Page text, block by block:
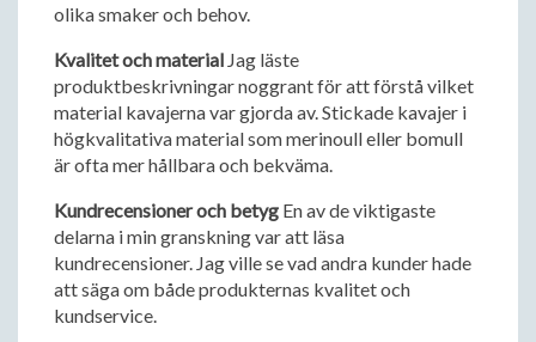
olika smaker och behov.
Kvalitet och material Jag läste
produktbeskrivningar noggrant för att förstå vilket
material kavajerna var gjorda av. Stickade kavajer i
högkvalitativa material som merinoull eller bomull
är ofta mer hållbara och bekväma.
Kundrecensioner och betyg En av de viktigaste
delarna i min granskning var att läsa
kundrecensioner. Jag ville se vad andra kunder hade
att säga om både produkternas kvalitet och
kundservice.